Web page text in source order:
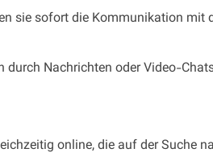
sie sofort die Kommunikation mit
durch Nachrichten oder Video-
online, die auf der Suche